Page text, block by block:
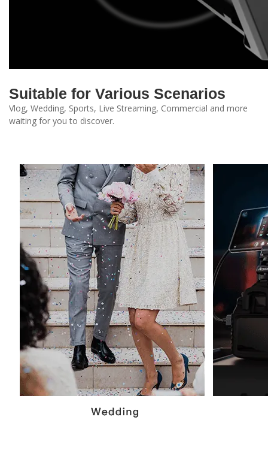
Suitable for Various Scenarios
Vlog, Wedding, Sports, Live Streaming, Commercial and more
waiting for you to discover.